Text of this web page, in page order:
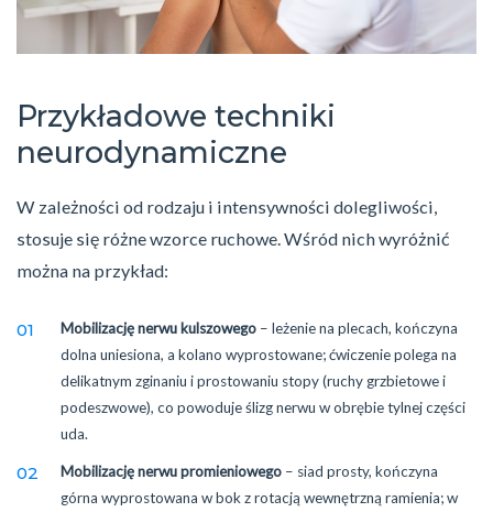
Przykładowe techniki
neurodynamiczne
W zależności od rodzaju i intensywności dolegliwości,
stosuje się różne wzorce ruchowe. Wśród nich wyróżnić
można na przykład:
Mobilizację nerwu kulszowego – leżenie na plecach, kończyna
dolna uniesiona, a kolano wyprostowane; ćwiczenie polega na
delikatnym zginaniu i prostowaniu stopy (ruchy grzbietowe i
podeszwowe), co powoduje ślizg nerwu w obrębie tylnej części
uda.
Mobilizację nerwu promieniowego – siad prosty, kończyna
górna wyprostowana w bok z rotacją wewnętrzną ramienia; w